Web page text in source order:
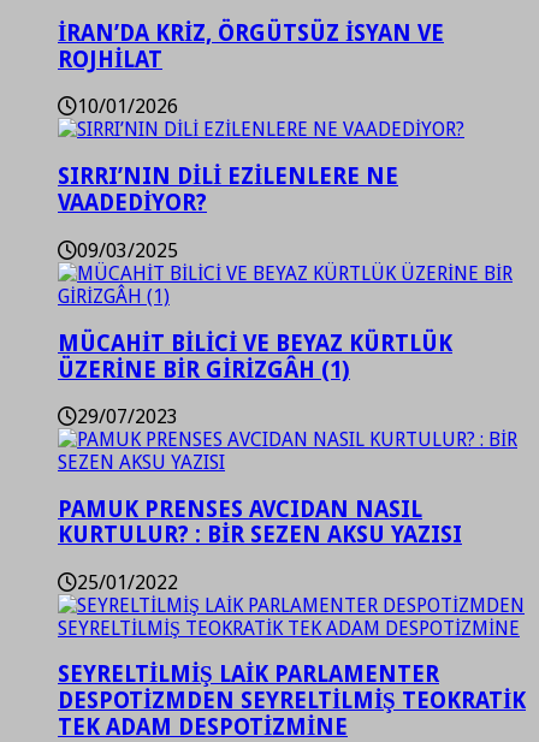
İRAN’DA KRİZ, ÖRGÜTSÜZ İSYAN VE
ROJHİLAT
10/01/2026
SIRRI’NIN DİLİ EZİLENLERE NE
VAADEDİYOR?
09/03/2025
MÜCAHİT BİLİCİ VE BEYAZ KÜRTLÜK
ÜZERİNE BİR GİRİZGÂH (1)
29/07/2023
PAMUK PRENSES AVCIDAN NASIL
KURTULUR? : BİR SEZEN AKSU YAZISI
25/01/2022
SEYRELTİLMİŞ LAİK PARLAMENTER
DESPOTİZMDEN SEYRELTİLMİŞ TEOKRATİK
TEK ADAM DESPOTİZMİNE